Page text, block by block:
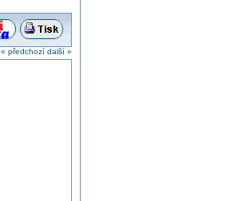
« předchozí další »